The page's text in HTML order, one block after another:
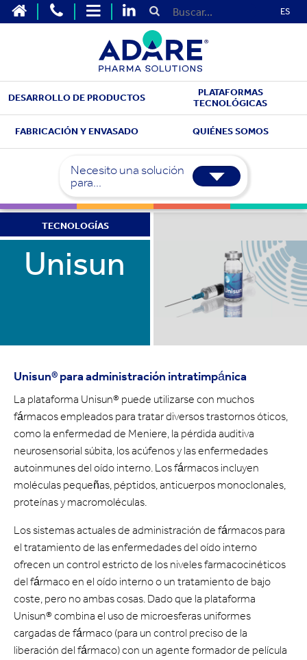
ES
DESARROLLO DE PRODUCTOS
PLATAFORMAS
TECNOLÓGICAS
FABRICACIÓN Y ENVASADO QUIÉNES SOMOS
Necesito una solución
para...
TECNOLOGÍAS
Unisun
Unisun® para administración intratimpánica
La plataforma Unisun® puede utilizarse con muchos
fármacos empleados para tratar diversos trastornos óticos,
como la enfermedad de Meniere, la pérdida auditiva
neurosensorial súbita, los acúfenos y las enfermedades
autoinmunes del oído interno. Los fármacos incluyen
moléculas pequeñas, péptidos, anticuerpos monoclonales,
proteínas y macromoléculas.
Los sistemas actuales de administración de fármacos para
el tratamiento de las enfermedades del oído interno
ofrecen un control estricto de los niveles farmacocinéticos
del fármaco en el oído interno o un tratamiento de bajo
coste, pero no ambas cosas. Dado que la plataforma
Unisun® combina el uso de microesferas uniformes
cargadas de fármaco (para un control preciso de la
liberación del fármaco) con un agente formador de película